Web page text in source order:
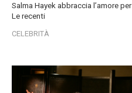
Salma Hayek abbraccia l’amore
Le recenti
CELEBRITÀ